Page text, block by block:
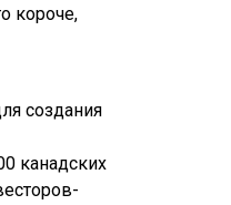
короче,
создания
канадских